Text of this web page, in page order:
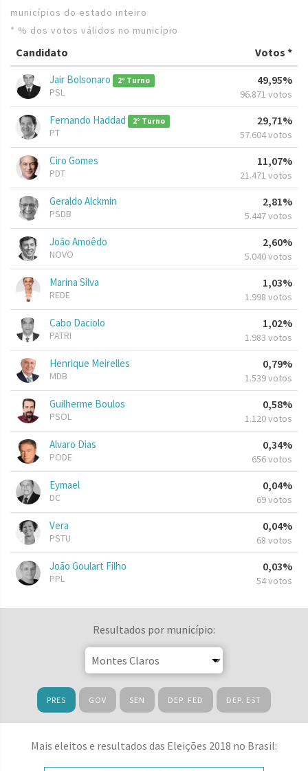
municípios do estado inteiro
* % dos votos válidos no município
Candidato Votos *
Jair Bolsonaro 2º Turno
PSL
49,95%
96.871 votos
Fernando Haddad 2º Turno
PT
29,71%
57.604 votos
Ciro Gomes
PDT
11,07%
21.471 votos
Geraldo Alckmin
PSDB
2,81%
5.447 votos
João Amoêdo
NOVO
2,60%
5.040 votos
Marina Silva
REDE
1,03%
1.998 votos
Cabo Daciolo
PATRI
1,02%
1.983 votos
Henrique Meirelles
MDB
0,79%
1.539 votos
Guilherme Boulos
PSOL
0,58%
1.120 votos
Alvaro Dias
PODE
0,34%
656 votos
Eymael
DC
0,04%
69 votos
Vera
PSTU
0,04%
68 votos
João Goulart Filho
PPL
0,03%
54 votos
Resultados por município:
PRES GOV SEN DEP. FED DEP. EST
Mais eleitos e resultados das Eleições 2018 no Brasil: